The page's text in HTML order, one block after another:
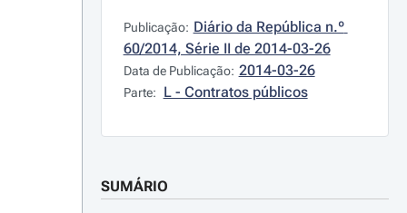
Publicação: Diário da República n.º
60/2014, Série II de 2014-03-26
Data de Publicação: 2014-03-26
Parte: L - Contratos públicos
SUMÁRIO